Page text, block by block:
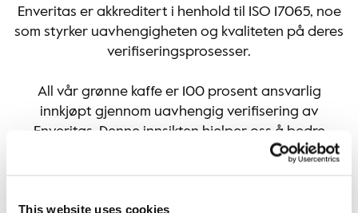
This website uses cookies
Enveritas er akkreditert i henhold til ISO 17065, noe
som styrker uavhengigheten og kvaliteten på deres
verifiseringsprosesser.
All vår grønne kaffe er 100 prosent ansvarlig
innkjøpt gjennom uavhengig verifisering av
Enveritas. Denne innsikten hjelper oss å bedre
forstå risikoer, lokale forhold og muligheter for